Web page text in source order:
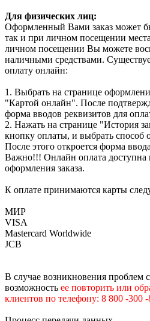
Для физических лиц:
Оформленный Вами заказ может
так и при личном посещении
личном посещении Вы можете
наличными средствами.
оплату онлайн:
1. Выбрать на странице
"Картой онлайн". После
форма вводов реквизитов для
2. Нажать на странице "История
кнопку оплаты, и выбрать
После этого откроется форма
Важно!!! Онлайн оплата доступна
оформления заказа.
К оплате принимаются карты
МИР
VISA
Mastercard Worldwide
JCB
В случае возникновения проблем
возможность ее повторить или
клиентов по телефону: 8 800 -300